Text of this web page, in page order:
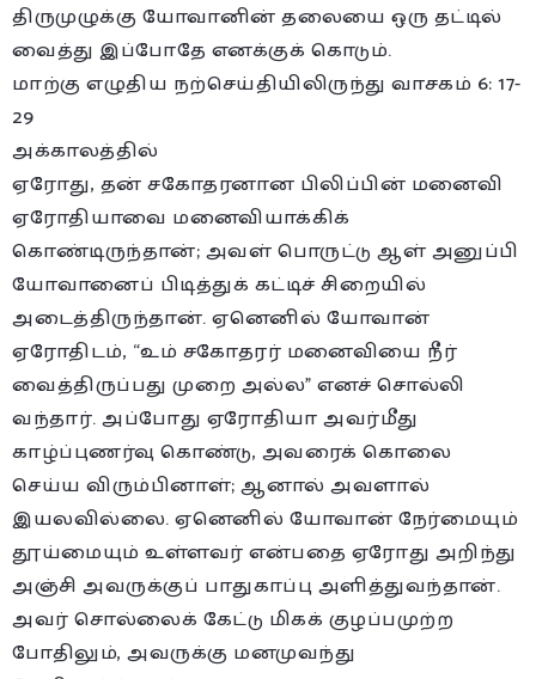
திருமுழுக்கு யோவானின் தலையை ஒரு தட்டில்
வைத்து இப்போதே எனக்குக் கொடும்.
மாற்கு எழுதிய நற்செய்தியிலிருந்து வாசகம் 6: 17-
29
அக்காலத்தில்
ஏரோது, தன் சகோதரனான பிலிப்பின் மனைவி
ஏரோதியாவை மனைவியாக்கிக்
கொண்டிருந்தான்; அவள் பொருட்டு ஆள் அனுப்பி
யோவானைப் பிடித்துக் கட்டிச் சிறையில்
அடைத்திருந்தான். ஏனெனில் யோவான்
ஏரோதிடம், “உம் சகோதரர் மனைவியை நீர்
வைத்திருப்பது முறை அல்ல” எனச் சொல்லி
வந்தார். அப்போது ஏரோதியா அவர்மீது
காழ்ப்புணர்வு கொண்டு, அவரைக் கொலை
செய்ய விரும்பினாள்; ஆனால் அவளால்
இயலவில்லை. ஏனெனில் யோவான் நேர்மையும்
தூய்மையும் உள்ளவர் என்பதை ஏரோது அறிந்து
அஞ்சி அவருக்குப் பாதுகாப்பு அளித்துவந்தான்.
அவர் சொல்லைக் கேட்டு மிகக் குழப்பமுற்ற
போதிலும், அவருக்கு மனமுவந்து